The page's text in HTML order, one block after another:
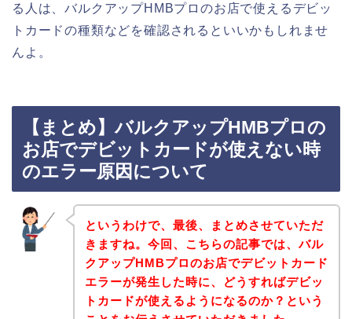
る人は、バルクアップHMBプロのお店で使えるデビッ
トカードの種類などを確認されるといいかもしれませ
んよ。
【まとめ】バルクアップHMBプロの
お店でデビットカードが使えない時
のエラー原因について
というわけで、最後、まとめさせていただ
きますね。今回、こちらの記事では、バル
クアップHMBプロのお店でデビットカード
エラーが発生した時に、どうすればデビッ
トカードが使えるようになるのか？という